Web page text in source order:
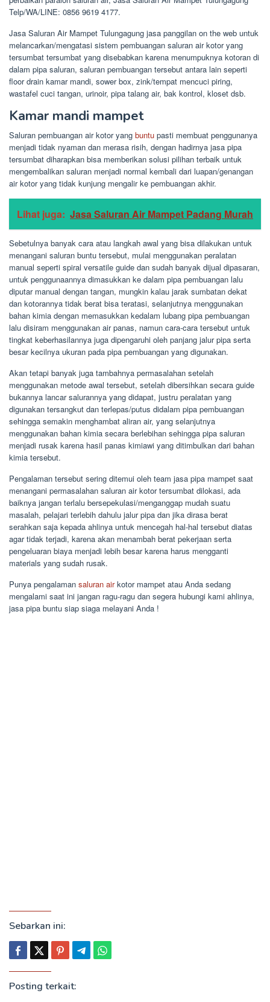
Telp/WA/LINE: 0856 9619 4177.
Jasa Saluran Air Mampet Tulungagung jasa panggilan on the web untuk
melancarkan/mengatasi sistem pembuangan saluran air kotor yang
tersumbat tersumbat yang disebabkan karena menumpuknya kotoran di
dalam pipa saluran, saluran pembuangan tersebut antara lain seperti
floor drain kamar mandi, sower box, zink/tempat mencuci piring,
wastafel cuci tangan, urinoir, pipa talang air, bak kontrol, kloset dsb.
Kamar mandi mampet
Saluran pembuangan air kotor yang buntu pasti membuat penggunanya
menjadi tidak nyaman dan merasa risih, dengan hadirnya jasa pipa
tersumbat diharapkan bisa memberikan solusi pilihan terbaik untuk
mengembalikan saluran menjadi normal kembali dari luapan/genangan
air kotor yang tidak kunjung mengalir ke pembuangan akhir.
Lihat juga: Jasa Saluran Air Mampet Padang Murah
Sebetulnya banyak cara atau langkah awal yang bisa dilakukan untuk
menangani saluran buntu tersebut, mulai menggunakan peralatan
manual seperti spiral versatile guide dan sudah banyak dijual dipasaran,
untuk penggunaannya dimasukkan ke dalam pipa pembuangan lalu
diputar manual dengan tangan, mungkin kalau jarak sumbatan dekat
dan kotorannya tidak berat bisa teratasi, selanjutnya menggunakan
bahan kimia dengan memasukkan kedalam lubang pipa pembuangan
lalu disiram menggunakan air panas, namun cara-cara tersebut untuk
tingkat keberhasilannya juga dipengaruhi oleh panjang jalur pipa serta
besar kecilnya ukuran pada pipa pembuangan yang digunakan.
Akan tetapi banyak juga tambahnya permasalahan setelah
menggunakan metode awal tersebut, setelah dibersihkan secara guide
bukannya lancar salurannya yang didapat, justru peralatan yang
digunakan tersangkut dan terlepas/putus didalam pipa pembuangan
sehingga semakin menghambat aliran air, yang selanjutnya
menggunakan bahan kimia secara berlebihan sehingga pipa saluran
menjadi rusak karena hasil panas kimiawi yang ditimbulkan dari bahan
kimia tersebut.
Pengalaman tersebut sering ditemui oleh team jasa pipa mampet saat
menangani permasalahan saluran air kotor tersumbat dilokasi, ada
baiknya jangan terlalu bersepekulasi/menganggap mudah suatu
masalah, pelajari terlebih dahulu jalur pipa dan jika dirasa berat
serahkan saja kepada ahlinya untuk mencegah hal-hal tersebut diatas
agar tidak terjadi, karena akan menambah berat pekerjaan serta
pengeluaran biaya menjadi lebih besar karena harus mengganti
materials yang sudah rusak.
Punya pengalaman saluran airkotor mampet atau Anda sedang
mengalami saat ini jangan ragu-ragu dan segera hubungi kami ahlinya,
jasa pipa buntu siap siaga melayani Anda !
Sebarkan ini:
Posting terkait: